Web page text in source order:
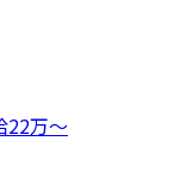
22万〜